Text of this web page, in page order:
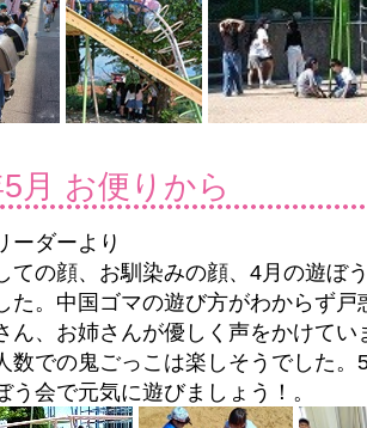
月 お便りから
ーダーより
ての顔、お馴染みの顔、4月の遊ぼ
た。中国ゴマの遊び方がわからず
ん、お姉さんが優しく声をかけて
数での鬼ごっこは楽しそうでした
う会で元気に遊びましょう！。